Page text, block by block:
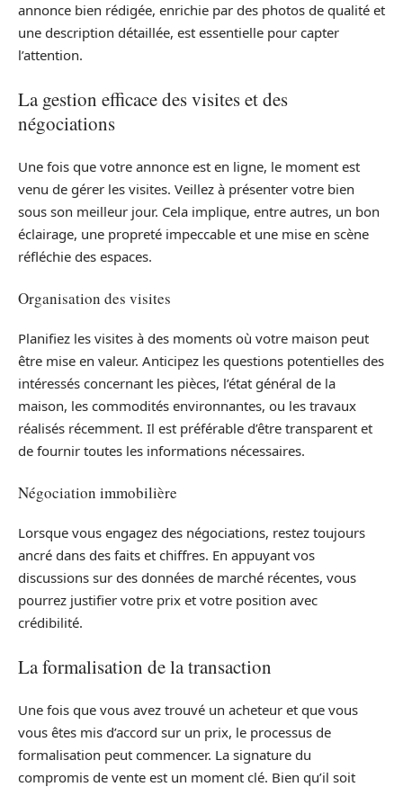
annonce bien rédigée, enrichie par des photos de qualité et
une description détaillée, est essentielle pour capter
l’attention.
La gestion efficace des visites et des
négociations
Une fois que votre annonce est en ligne, le moment est
venu de gérer les visites. Veillez à présenter votre bien
sous son meilleur jour. Cela implique, entre autres, un bon
éclairage, une propreté impeccable et une mise en scène
réfléchie des espaces.
Organisation des visites
Planifiez les visites à des moments où votre maison peut
être mise en valeur. Anticipez les questions potentielles des
intéressés concernant les pièces, l’état général de la
maison, les commodités environnantes, ou les travaux
réalisés récemment. Il est préférable d’être transparent et
de fournir toutes les informations nécessaires.
Négociation immobilière
Lorsque vous engagez des négociations, restez toujours
ancré dans des faits et chiffres. En appuyant vos
discussions sur des données de marché récentes, vous
pourrez justifier votre prix et votre position avec
crédibilité.
La formalisation de la transaction
Une fois que vous avez trouvé un acheteur et que vous
vous êtes mis d’accord sur un prix, le processus de
formalisation peut commencer. La signature du
compromis de vente est un moment clé. Bien qu’il soit